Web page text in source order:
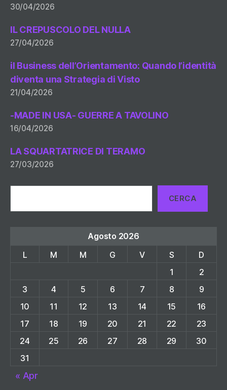
30/04/2026
IL CREPUSCOLO DEL NULLA
27/04/2026
il Business dell’Orientamento: Quando l’identità
diventa una Strategia di Visto
21/04/2026
-MADE IN USA- GUERRE A TAVOLINO
16/04/2026
LA SQUARTATRICE DI TERAMO
27/03/2026
CERCA
Agosto 2026
L
M M G V S
D
1
2
3
4 5 6 7 8
9
10
11 12 13 14 15
16
17
18 19 20 21 22
23
24
25 26 27 28 29
30
31
« Apr